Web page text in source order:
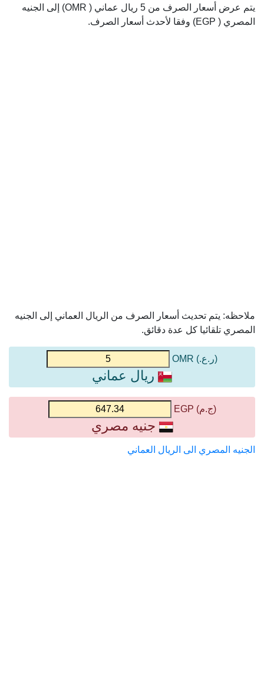
يتم عرض أسعار الصرف من 5 ريال عماني ( OMR) إلى الجنيه
المصري ( EGP) وفقا لأحدث أسعار الصرف.
ملاحظه: يتم تحديث أسعار الصرف من الريال العماني إلى الجنيه
المصري تلقائيا كل عدة دقائق.
(ر.ع.) OMR
ريال عماني
(ج.م) EGP
جنيه مصري
الجنيه المصري الى الريال العماني